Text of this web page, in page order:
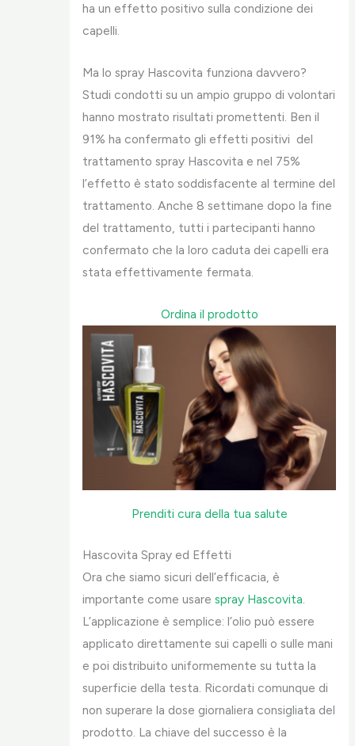
ha un effetto positivo sulla condizione dei
capelli.
Ma lo spray Hascovita funziona davvero?
Studi condotti su un ampio gruppo di volontari
hanno mostrato risultati promettenti. Ben il
91% ha confermato gli effetti positivi del
trattamento spray Hascovita e nel 75%
l’effetto è stato soddisfacente al termine del
trattamento. Anche 8 settimane dopo la fine
del trattamento, tutti i partecipanti hanno
confermato che la loro caduta dei capelli era
stata effettivamente fermata.
Ordina il prodotto
Prenditi cura della tua salute
Hascovita Spray ed Effetti
Ora che siamo sicuri dell’efficacia, è
importante come usare spray Hascovita.
L’applicazione è semplice: l’olio può essere
applicato direttamente sui capelli o sulle mani
e poi distribuito uniformemente su tutta la
superficie della testa. Ricordati comunque di
non superare la dose giornaliera consigliata del
prodotto. La chiave del successo è la